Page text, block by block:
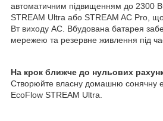
автоматичним підвищенням до 2300
STREAM Ultra або STREAM AC Pro,
Вт виходу AC. Вбудована батарея
мережею та резервне живлення під
На крок ближче до нульових
Створюйте власну домашню сонячну
EcoFlow STREAM Ultra.